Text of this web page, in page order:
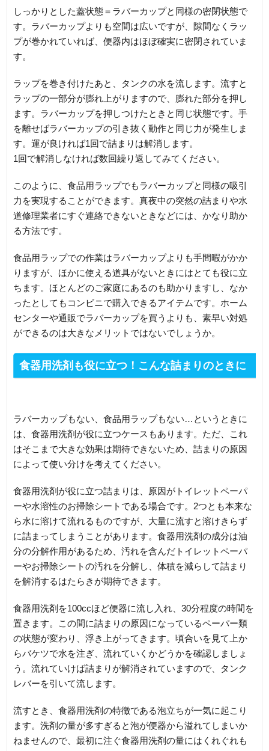
しっかりとした蓋状態＝ラバーカップと同様の密閉状態で
す。ラバーカップよりも空間は広いですが、隙間なくラッ
プが巻かれていれば、便器内はほぼ確実に密閉されていま
す。
ラップを巻き付けたあと、タンクの水を流します。流すと
ラップの一部分が膨れ上がりますので、膨れた部分を押し
ます。ラバーカップを押しつけたときと同じ状態です。手
を離せばラバーカップの引き抜く動作と同じ力が発生しま
す。運が良ければ1回で詰まりは解消します。
1回で解消しなければ数回繰り返してみてください。
このように、食品用ラップでもラバーカップと同様の吸引
力を実現することができます。真夜中の突然の詰まりや水
道修理業者にすぐ連絡できないときなどには、かなり助か
る方法です。
食品用ラップでの作業はラバーカップよりも手間暇がかか
りますが、ほかに使える道具がないときにはとても役に立
ちます。ほとんどのご家庭にあるのも助かりますし、なか
ったとしてもコンビニで購入できるアイテムです。ホーム
センターや通販でラバーカップを買うよりも、素早い対処
ができるのは大きなメリットではないでしょうか。
食器用洗剤も役に立つ！こんな詰まりのときに
ラバーカップもない、食品用ラップもない…というときに
は、食器用洗剤が役に立つケースもあります。ただ、これ
はそこまで大きな効果は期待できないため、詰まりの原因
によって使い分けを考えてください。
食器用洗剤が役に立つ詰まりは、原因がトイレットペーパ
ーや水溶性のお掃除シートである場合です。2つとも本来な
ら水に溶けて流れるものですが、大量に流すと溶けきらず
に詰まってしまうことがあります。食器用洗剤の成分は油
分の分解作用があるため、汚れを含んだトイレットペーパ
ーやお掃除シートの汚れを分解し、体積を減らして詰まり
を解消するはたらきが期待できます。
食器用洗剤を100ccほど便器に流し入れ、30分程度の時間を
置きます。この間に詰まりの原因になっているペーパー類
の状態が変わり、浮き上がってきます。頃合いを見て上か
らバケツで水を注ぎ、流れていくかどうかを確認しましょ
う。流れていけば詰まりが解消されていますので、タンク
レバーを引いて流します。
流すとき、食器用洗剤の特徴である泡立ちが一気に起こり
ます。洗剤の量が多すぎると泡が便器から溢れてしまいか
ねませんので、最初に注ぐ食器用洗剤の量にはくれぐれも